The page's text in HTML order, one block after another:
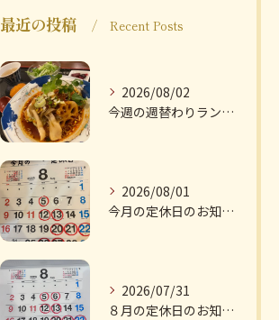
最近の投稿 Recent Posts
2026/08/02
今週の週替わりランチのご紹介です
2026/08/01
今月の定休日のお知らせです
2026/07/31
８月の定休日のお知らせです